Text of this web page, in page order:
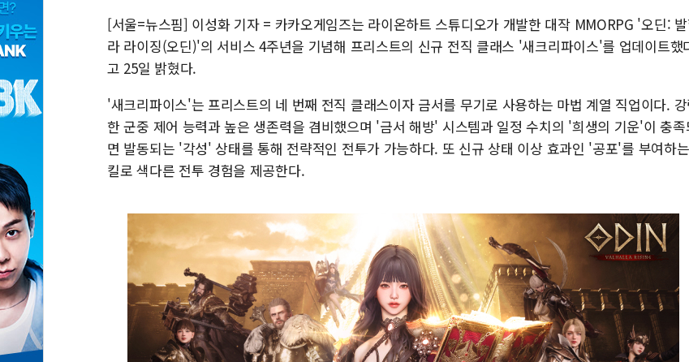
경찰, '300억대
[서울=뉴스핌] 이성화 기자 = 카카오게임즈는 라이온하트 스튜디오가 개발한 대작 MMORPG '오딘:
라 라이징(오딘)'의 서비스 4주년을 기념해 프리스트의 신규 전직 클래스 '새크리파이스'를 업데이트했
고 25일 밝혔다.
'새크리파이스'는 프리스트의 네 번째 전직 클래스이자 금서를 무기로 사용하는 마법 계열 직업이다. 강
한 군중 제어 능력과 높은 생존력을 겸비했으며 '금서 해방' 시스템과 일정 수치의 '희생의 기운'이 충족
면 발동되는 '각성' 상태를 통해 전략적인 전투가 가능하다. 또 신규 상태 이상 효과인 '공포'를 부여하
킬로 색다른 전투 경험을 제공한다.